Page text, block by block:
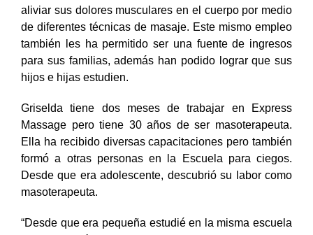
aliviar sus dolores musculares en el cuerpo por medio
de diferentes técnicas de masaje. Este mismo empleo
también les ha permitido ser una fuente de ingresos
para sus familias, además han podido lograr que sus
hijos e hijas estudien.
Griselda tiene dos meses de trabajar en Express
Massage pero tiene 30 años de ser masoterapeuta.
Ella ha recibido diversas capacitaciones pero también
formó a otras personas en la Escuela para ciegos.
Desde que era adolescente, descubrió su labor como
masoterapeuta.
“Desde que era pequeña estudié en la misma escuela